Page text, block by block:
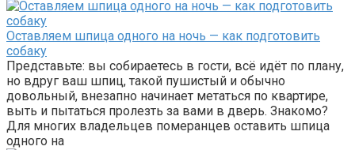
Оставляем шпица одного на ночь — как подготовить
собаку
Представьте: вы собираетесь в гости, всё идёт по плану,
но вдруг ваш шпиц, такой пушистый и обычно
довольный, внезапно начинает метаться по квартире,
выть и пытаться пролезть за вами в дверь. Знакомо?
Для многих владельцев померанцев оставить шпица
одного на